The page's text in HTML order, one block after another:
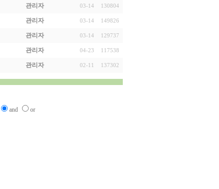
관리자 03-14 130804
관리자 03-14 149826
관리자 03-14 129737
관리자 04-23 117538
관리자 02-11 137302
and or